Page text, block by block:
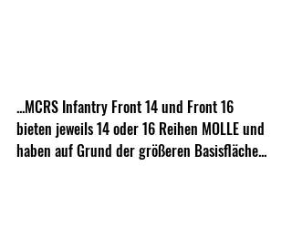
...MCRS Infantry Front 14 und Front 16
bieten jeweils 14 oder 16 Reihen MOLLE und
haben auf Grund der größeren Basisfläche...